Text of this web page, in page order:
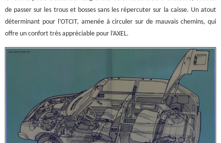
de passer sur les trous et bosses sans les répercuter sur la caisse. Un atout
déterminant pour l’OTCIT, amenée à circuler sur de mauvais chemins, qui
offre un confort très appréciable pour l’AXEL.